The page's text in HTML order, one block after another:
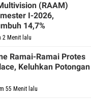
(RAAM)
I-2026,
14,7%
2 Menit lalu
Ramai-Ramai Protes
Keluhkan Potongan
55 Menit lalu